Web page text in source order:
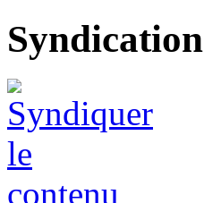
Syndication